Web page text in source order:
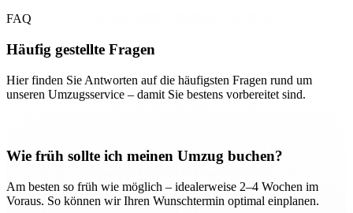
FAQ
Häufig gestellte Fragen
Hier finden Sie Antworten auf die häufigsten Fragen rund um
unseren Umzugsservice – damit Sie bestens vorbereitet sind.
Wie früh sollte ich meinen Umzug buchen?
Am besten so früh wie möglich – idealerweise 2–4 Wochen im
Voraus. So können wir Ihren Wunschtermin optimal einplanen.